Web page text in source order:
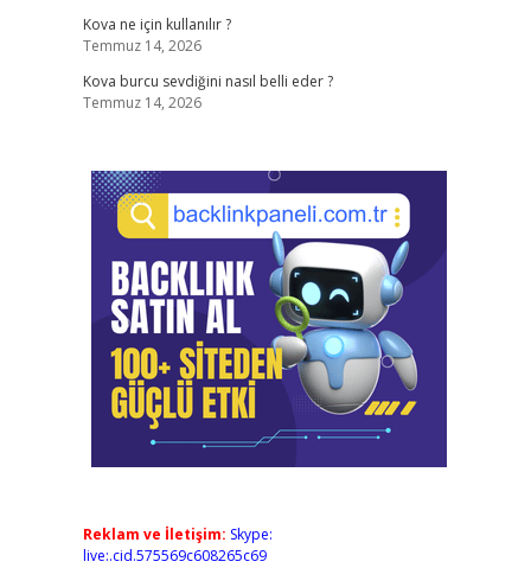
Kova ne için kullanılır ?
Temmuz 14, 2026
Kova burcu sevdiğini nasıl belli eder ?
Temmuz 14, 2026
Reklam ve İletişim: Skype:
live:.cid.575569c608265c69